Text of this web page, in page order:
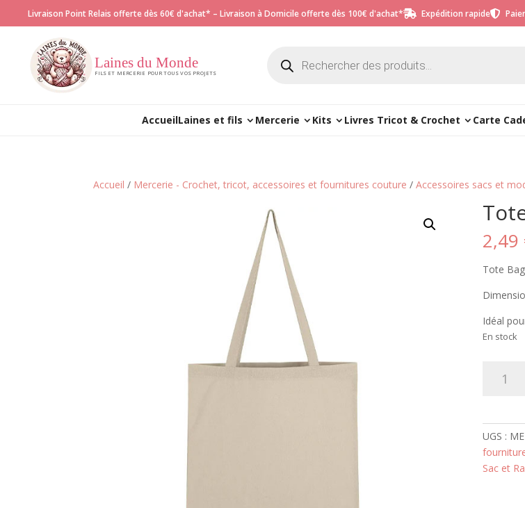
Livraison Point Relais offerte dès 60€ d'achat* – Livraison à Domicile offerte dès 100€ d'achat* Expédition rapide
Laines du Monde
FILS ET MERCERIE POUR TOUS VOS PROJETS produits
AccueilLaines et fils Mercerie Kits Livres Tricot & Crochet Carte
Accueil / Mercerie - Crochet, tricot, accessoires et fournitures couture /Accessoires sacs et
2,49
Tote
Idéal
En stock
38x42cm
UGS :
Sac et